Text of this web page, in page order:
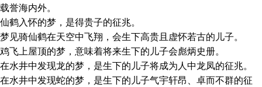
载誉海内外。
仙鹤入怀的梦，是得贵子的征兆。
梦见骑仙鹤在天空中飞翔，会生下高贵且虚怀若古的儿子。
鸡飞上屋顶的梦，意味着将来生下的儿子会彪炳史册。
在水井中发现龙的梦，是生下的儿子将成为人中龙凤的征兆。
在水井中发现蛇的梦，是生下的儿子气宇轩昂、卓而不群的征